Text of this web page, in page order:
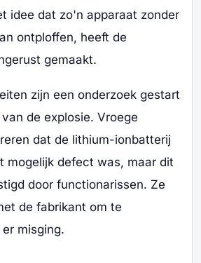
idee dat zo'n apparaat zonder
ontploffen, heeft de
gemaakt.
zijn een onderzoek gestart
de explosie. Vroege
dat de lithium-ionbatterij
mogelijk defect was, maar dit
door functionarissen. Ze
de fabrikant om te
misging.